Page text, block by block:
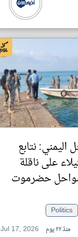
اليمني: نتابع
على ناقلة
حضرموت
Politics
Jul 17, 2026
منذ ٢٢ يوم